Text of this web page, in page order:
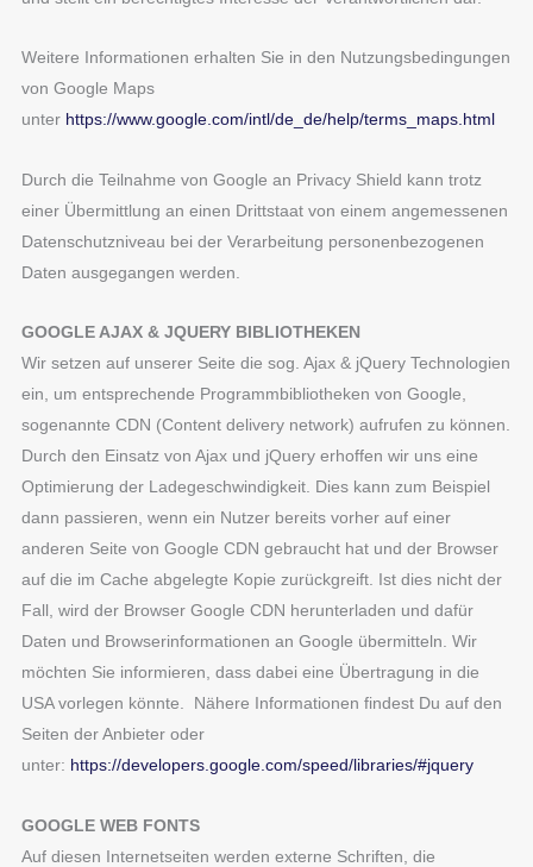
Weitere Informationen erhalten Sie in den Nutzungsbedingungen
von Google Maps
unter https://www.google.com/intl/de_de/help/terms_maps.html
Durch die Teilnahme von Google an Privacy Shield kann trotz
einer Übermittlung an einen Drittstaat von einem angemessenen
Datenschutzniveau bei der Verarbeitung personenbezogenen
Daten ausgegangen werden.
GOOGLE AJAX & JQUERY BIBLIOTHEKEN
Wir setzen auf unserer Seite die sog. Ajax & jQuery Technologien
ein, um entsprechende Programmbibliotheken von Google,
sogenannte CDN (Content delivery network) aufrufen zu können.
Durch den Einsatz von Ajax und jQuery erhoffen wir uns eine
Optimierung der Ladegeschwindigkeit. Dies kann zum Beispiel
dann passieren, wenn ein Nutzer bereits vorher auf einer
anderen Seite von Google CDN gebraucht hat und der Browser
auf die im Cache abgelegte Kopie zurückgreift. Ist dies nicht der
Fall, wird der Browser Google CDN herunterladen und dafür
Daten und Browserinformationen an Google übermitteln. Wir
möchten Sie informieren, dass dabei eine Übertragung in die
USA vorlegen könnte. Nähere Informationen findest Du auf den
Seiten der Anbieter oder
unter: https://developers.google.com/speed/libraries/#jquery
GOOGLE WEB FONTS
Auf diesen Internetseiten werden externe Schriften, die